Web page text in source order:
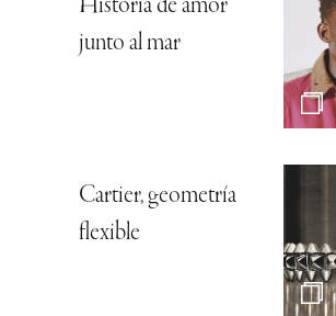
Historia de amor
junto al mar
Cartier, geometría
flexible